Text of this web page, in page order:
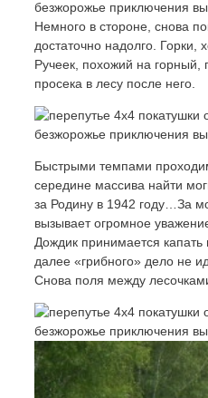
Немного в стороне, снова
достаточно надолго.
Ручеек, похожий на горный,
просека в лесу после него.
Быстрыми темпами
середине массива найти
за Родину в 1942 году…За
вызывает огромное
Дождик принимается капать
далее «грибного» дело не
Снова поля между